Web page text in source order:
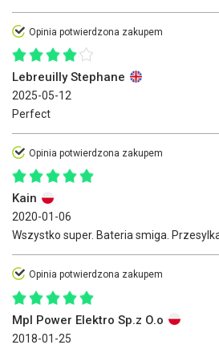
Opinia potwierdzona zakupem
Lebreuilly Stephane
2025-05-12
Perfect
Opinia potwierdzona zakupem
Kain
2020-01-06
Wszystko super. Bateria smiga.
Opinia potwierdzona zakupem
Mpl Power Elektro Sp.z O.o
2018-01-25